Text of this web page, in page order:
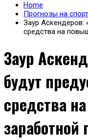
Home
Прогнозы на спорт
Заур Аскендеров:
средства на
Заур
будут
средства